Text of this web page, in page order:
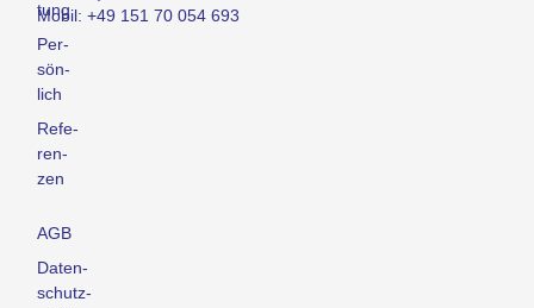
tung
Per­
sön­
lich
Refe­
ren­
zen
AGB
Daten­
schutz­
Mobil: +49 151 70 054 693